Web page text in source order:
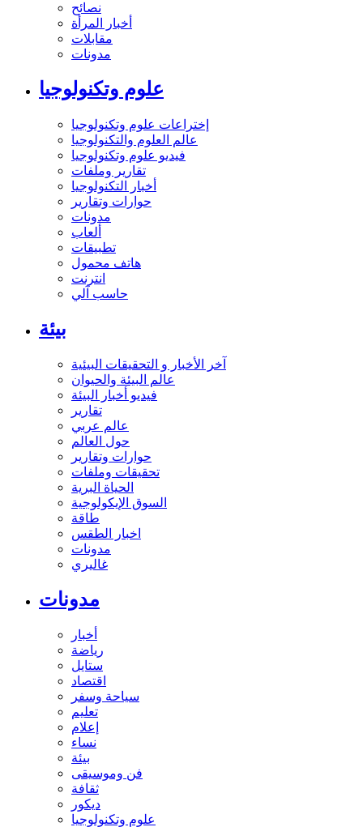
نصائح
أخبار المرأة
مقابلات
مدونات
علوم وتكنولوجيا
إختراعات علوم وتكنولوجيا
عالم العلوم والتكنولوجيا
فيديو علوم وتكنولوجيا
تقارير وملفات
أخبار التكنولوجيا
حوارات وتقارير
مدونات
ألعاب
تطبيقات
هاتف محمول
انترنت
حاسب آلي
بيئة
آخر الأخبار و التحقيقات البيئية
عالم البيئة والحيوان
فيديو أخبار البيئة
تقارير
عالم عربي
حول العالم
حوارات وتقارير
تحقيقات وملفات
الحياة البرية
السوق الإيكولوجية
طاقة
اخبار الطقس
مدونات
غاليري
مدونات
أخبار
رياضة
ستايل
اقتصاد
سياحة وسفر
تعليم
إعلام
نساء
بيئة
فن وموسيقى
ثقافة
ديكور
علوم وتكنولوجيا